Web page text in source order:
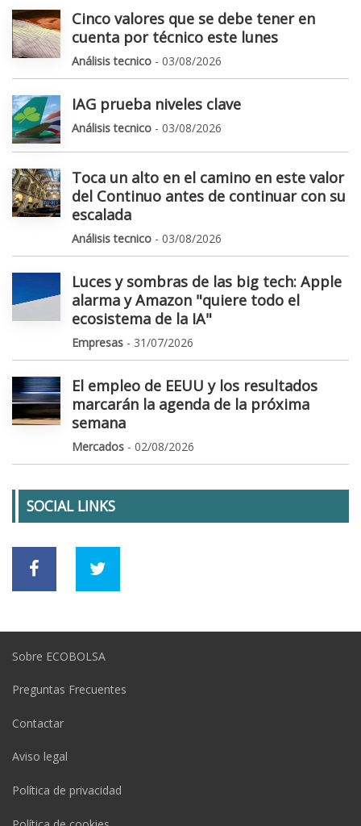
Cinco valores que se debe tener en
cuenta por técnico este lunes
Análisis tecnico - 03/08/2026
IAG prueba niveles clave
Análisis tecnico - 03/08/2026
Toca un alto en el camino en este valor
del Continuo antes de continuar con su
escalada
Análisis tecnico - 03/08/2026
Luces y sombras de las big tech: Apple
alarma y Amazon "quiere todo el
ecosistema de la IA"
Empresas - 31/07/2026
El empleo de EEUU y los resultados
marcarán la agenda de la próxima
semana
Mercados - 02/08/2026
SOCIAL LINKS
Sobre ECOBOLSA
Preguntas Frecuentes
Contactar
Aviso legal
Política de privacidad